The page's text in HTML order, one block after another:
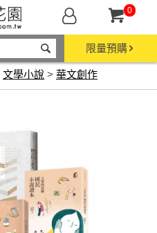
0
限量預購
文學小說 > 華文創作